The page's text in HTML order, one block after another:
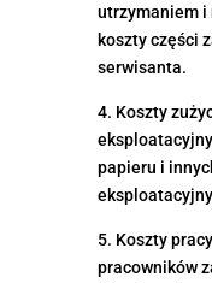
utrzymaniem i
koszty części
serwisanta.
4. Koszty
papieru i
5. Koszty
pracowników